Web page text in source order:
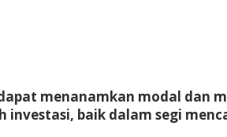
menanamkan modal dan
baik dalam segi